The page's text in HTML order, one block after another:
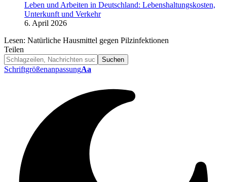
Leben und Arbeiten in Deutschland: Lebenshaltungskosten,
Unterkunft und Verkehr
6. April 2026
Lesen: Natürliche Hausmittel gegen Pilzinfektionen
Teilen
SchriftgrößenanpassungAa